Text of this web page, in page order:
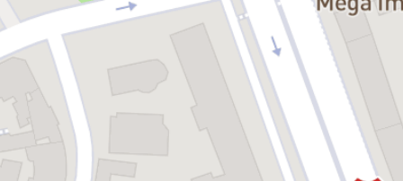
peste 10 ani, locuiește singură într-un sat retras, în Albacete. Și
tocmai acum a decis să apară, inopinant, în viața nepotului ei
preferat...
CATALINA (Ștefana Samfira)
este soția lui Paco. Trebuie să plece
pentru câteva zile în alt oraș pentru a avea grijă de nepoți, cât sora
ei este plecată la o nuntă. Un adevărat stres, deoarece Paco va
rămâne singur și nu e în stare nici să prăjească un ou...
este cea mai bună prietenă a Catalinei și